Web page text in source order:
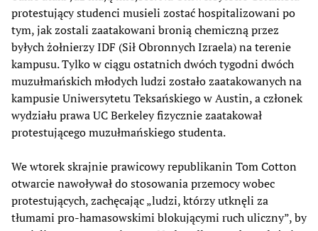
protestujący studenci musieli zostać hospitalizowani po
tym, jak zostali zaatakowani bronią chemiczną przez
byłych żołnierzy IDF (Sił Obronnych Izraela) na terenie
kampusu. Tylko w ciągu ostatnich dwóch tygodni dwóch
muzułmańskich młodych ludzi zostało zaatakowanych na
kampusie Uniwersytetu Teksańskiego w Austin, a członek
wydziału prawa UC Berkeley fizycznie zaatakował
protestującego muzułmańskiego studenta.
We wtorek skrajnie prawicowy republikanin Tom Cotton
otwarcie nawoływał do stosowania przemocy wobec
protestujących, zachęcając „ludzi, którzy utknęli za
tłumami pro-hamasowskimi blokującymi ruch uliczny”, by